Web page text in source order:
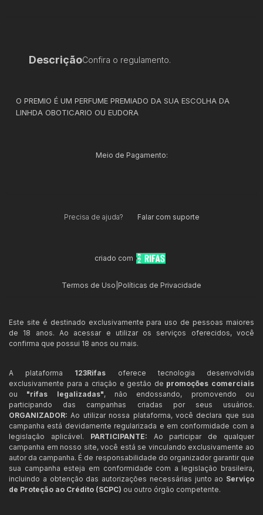
DescriçãoConfira o regulamento.
O PREMIO É UM PERFUME PREMIADO DA SUA ESCOLHA DA
LINHDA OBOTICARIO OU EUDORA
Meio de Pagamento:
Precisa de ajuda? Falar com suporte
criado com
Termos de Uso Políticas de Privacidade
Este site é destinado exclusivamente para uso de pessoas maiores
de 18 anos. Ao acessar e utilizar os serviços oferecidos, você
confirma que possui 18 anos ou mais.
A plataforma 123Rifas oferece tecnologia desenvolvida
exclusivamente para a criação e gestão de promoções comerciais
ou "rifas legalizadas", não endossando, promovendo ou
participando das campanhas criadas por seus usuários.
ORGANIZADOR: Ao utilizar nossa plataforma, você declara que sua
campanha está devidamente regularizada e em conformidade com a
legislação aplicável. PARTICIPANTE: Ao participar de qualquer
campanha em nosso site, você está se vinculando exclusivamente ao
autor da campanha. É de responsabilidade do organizador garantir que
sua campanha esteja em conformidade com a legislação brasileira,
incluindo a obtenção das autorizações necessárias junto ao Serviço
de Proteção ao Crédito (SCPC) ou outro órgão competente.